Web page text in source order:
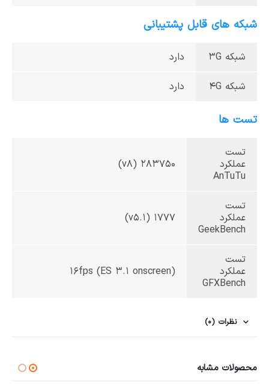
شبکه های قابل پشتیبانی
شبکه 3G دارد
شبکه 4G دارد
تست ها
تست
عملکرد
AnTuTu
283750 (v8)
تست
عملکرد
GeekBench
1777 (v5.1)
تست
عملکرد
GFXBench
16fps (ES 3.1 onscreen)
نظرات (0)
محصولات مشابه